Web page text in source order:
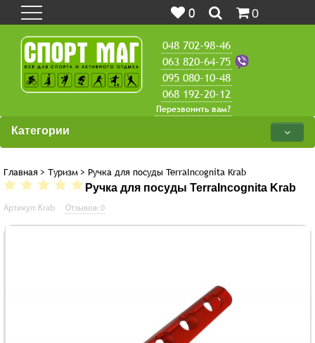
0 0
048 702-98-46
063 820-64-75
095 080-10-48
068 192-20-12
Перезвонить вам?
Категории
Главная > Туризм > Ручка для посуды TerraIncognita Krab
Ручка для посуды TerraIncognita Krab
Артикул: Krab Отзывов: 0